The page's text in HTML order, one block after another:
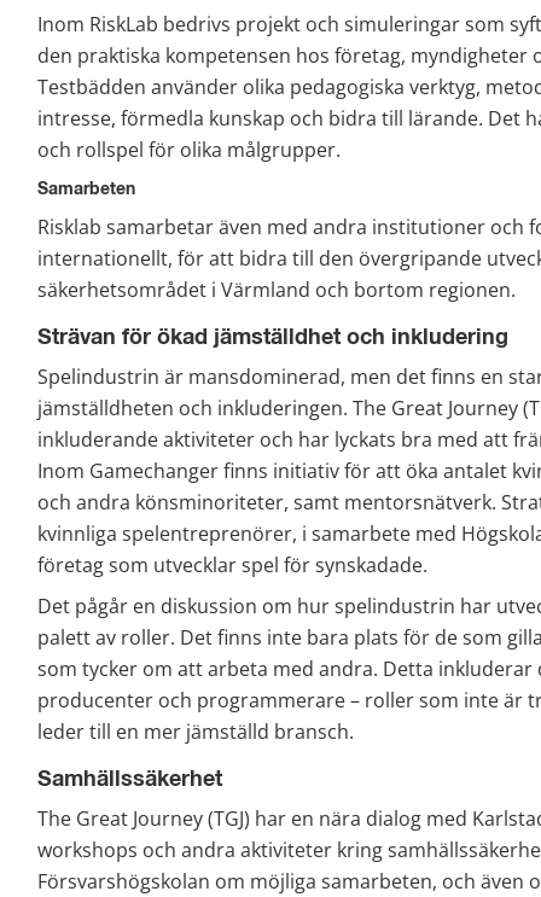
Inom RiskLab bedrivs projekt och simuleringar som
den praktiska kompetensen hos företag, myndigheter
Testbädden använder olika pedagogiska verktyg,
intresse, förmedla kunskap och bidra till lärande. Det
och rollspel för olika målgrupper.
Samarbeten
Risklab samarbetar även med andra institutioner och
internationellt, för att bidra till den övergripande
säkerhetsområdet i Värmland och bortom regionen.
Strävan för ökad jämställdhet och inkludering
Spelindustrin är mansdominerad, men det finns en
jämställdheten och inkluderingen. The Great Journey
inkluderande aktiviteter och har lyckats bra med att
Inom Gamechanger finns initiativ för att öka antalet
och andra könsminoriteter, samt mentorsnätverk.
kvinnliga spelentreprenörer, i samarbete med
företag som utvecklar spel för synskadade.
Det pågår en diskussion om hur spelindustrin har
palett av roller. Det finns inte bara plats för de som
som tycker om att arbeta med andra. Detta inkluderar
producenter och programmerare – roller som inte är
leder till en mer jämställd bransch.
Samhällssäkerhet
The Great Journey (TGJ) har en nära dialog med
workshops och andra aktiviteter kring
Försvarshögskolan om möjliga samarbeten, och även